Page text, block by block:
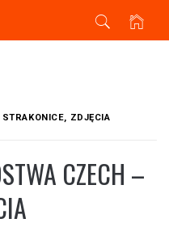
ZDJĘCIA
CZECH –